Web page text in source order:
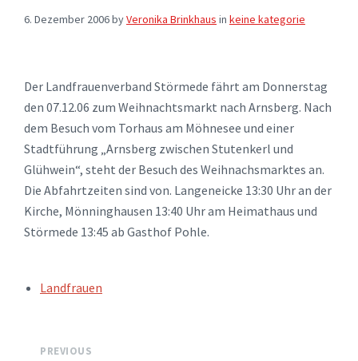
6. Dezember 2006byVeronika Brinkhaus in keine kategorie
Der Landfrauenverband Störmede fährt am Donnerstag
den 07.12.06 zum Weihnachtsmarkt nach Arnsberg. Nach
dem Besuch vom Torhaus am Möhnesee und einer
Stadtführung „Arnsberg zwischen Stutenkerl und
Glühwein“, steht der Besuch des Weihnachsmarktes an.
Die Abfahrtzeiten sind von. Langeneicke 13:30 Uhr an der
Kirche, Mönninghausen 13:40 Uhr am Heimathaus und
Störmede 13:45 ab Gasthof Pohle.
TAGS:Landfrauen
PREVIOUS